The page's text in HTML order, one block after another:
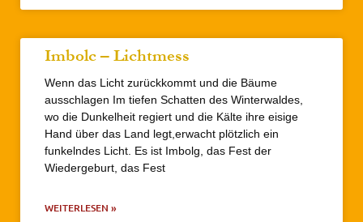
Imbolc – Lichtmess
Wenn das Licht zurückkommt und die Bäume
ausschlagen Im tiefen Schatten des Winterwaldes,
wo die Dunkelheit regiert und die Kälte ihre eisige
Hand über das Land legt,erwacht plötzlich ein
funkelndes Licht. Es ist Imbolg, das Fest der
Wiedergeburt, das Fest
WEITERLESEN »